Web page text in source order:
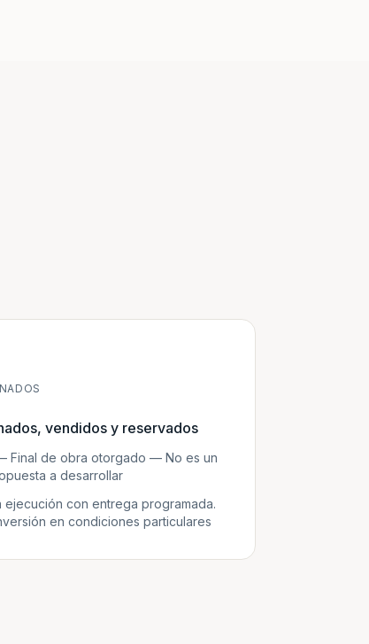
vendidos y reservados
Final de obra otorgado — No es un
a desarrollar
con entrega programada.
en condiciones particulares